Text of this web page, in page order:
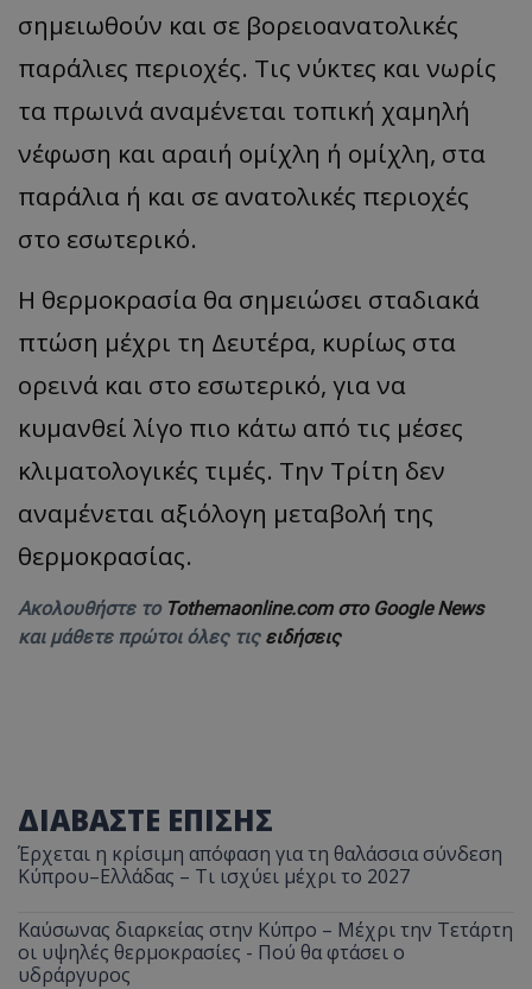
σημειωθούν και σε βορειοανατολικές
παράλιες περιοχές. Τις νύκτες και νωρίς
τα πρωινά αναμένεται τοπική χαμηλή
νέφωση και αραιή ομίχλη ή ομίχλη, στα
παράλια ή και σε ανατολικές περιοχές
στο εσωτερικό.
Η θερμοκρασία θα σημειώσει σταδιακά
πτώση μέχρι τη Δευτέρα, κυρίως στα
ορεινά και στο εσωτερικό, για να
κυμανθεί λίγο πιο κάτω από τις μέσες
κλιματολογικές τιμές. Την Τρίτη δεν
αναμένεται αξιόλογη μεταβολή της
θερμοκρασίας.
Ακολουθήστε το Tothemaonline.com στο Google News
και μάθετε πρώτοι όλες τις ειδήσεις
ΔΙΑΒΑΣΤΕ ΕΠΙΣΗΣ
Έρχεται η κρίσιμη απόφαση για τη θαλάσσια σύνδεση
Κύπρου–Ελλάδας – Τι ισχύει μέχρι το 2027
Καύσωνας διαρκείας στην Κύπρο – Μέχρι την Τετάρτη
οι υψηλές θερμοκρασίες - Πού θα φτάσει ο
υδράργυρος